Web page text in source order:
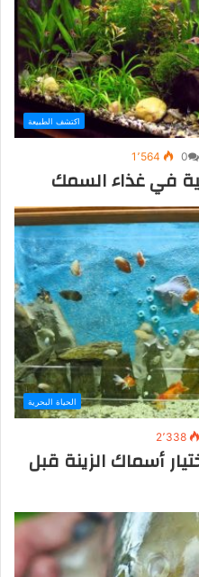
اكتشف الطبيعة
0 1٬564
في غذاء السمك
الحياة البحرية
2٬338
أسماك الزينة قبل